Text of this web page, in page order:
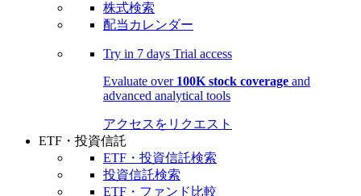
株式検索
配当カレンダー
Try in 7 days Trial access
Evaluate over 100K stock coverage and
advanced analytical tools
アクセスをリクエスト
ETF・投資信託
ETF・投資信託検索
投資信託検索
ETF・ファンド比較